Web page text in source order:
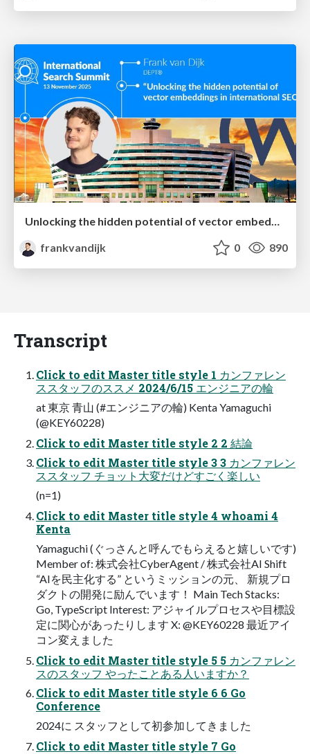
Unlocking the hidden potential of vector embeddings in international SEO
frankvandijk
0 890
Transcript
Click to edit Master title style 1 カンファレン
ススタッフのススメ 2024/6/15 エンジニアの輪
at 東京 青山 (#エンジニアの輪) Kenta Yamaguchi
(@KEY60228)
Click to edit Master title style 2 2 結論
Click to edit Master title style 3 3 カンファレン
ススタッフ チョット大変だけどすごく楽しい
(n=1)
Click to edit Master title style 4 whoami 4
Kenta
Yamaguchi (ぐっさんと呼んでもらえると嬉しいです)
Member of: 株式会社CyberAgent / 株式会社AI Shift
“AIを民主化する” というミッションの元、 新規プロ
ダクトの開発に励んでいます！ Main Tech Stacks:
Go, TypeScript Interest: アジャイルプロセスや目標設
定に関心があったりします X: @KEY60228 最近アイ
コン変えました
Click to edit Master title style 5 5 カンファレン
スのスタッフ やったことある人いますか？
Click to edit Master title style 6 6 Go
Conference
2024に スタッフとして初参加してきました
Click to edit Master title style 7 Go